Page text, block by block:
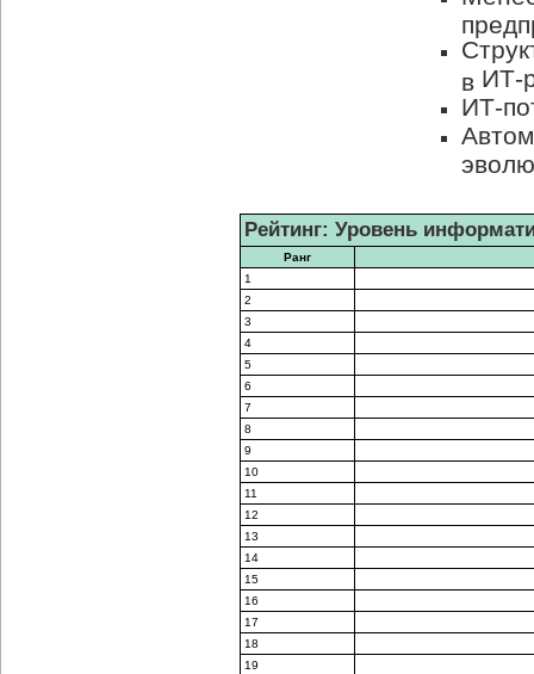
в ИТ-
ИТ-
Рейтинг: Уровень
Ранг
1
2
3
4
5
6
7
8
9
10
11
12
13
14
15
16
17
18
19